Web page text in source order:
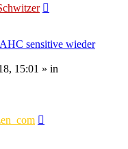
sensitive wieder
15:01 » in